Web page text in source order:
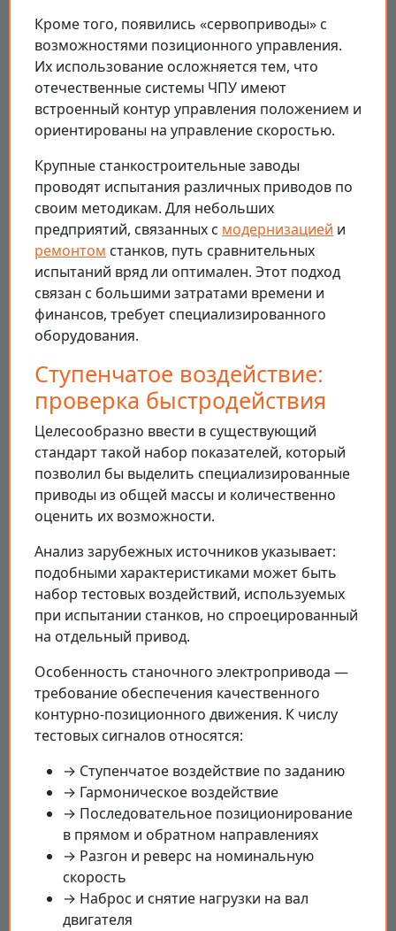
Кроме того, появились «сервоприводы» с
возможностями позиционного управления.
Их использование осложняется тем, что
отечественные системы ЧПУ имеют
встроенный контур управления положением и
ориентированы на управление скоростью.
Крупные станкостроительные заводы
проводят испытания различных приводов по
своим методикам. Для небольших
предприятий, связанных с модернизацией и
ремонтом станков, путь сравнительных
испытаний вряд ли оптимален. Этот подход
связан с большими затратами времени и
финансов, требует специализированного
оборудования.
Ступенчатое воздействие:
проверка быстродействия
Целесообразно ввести в существующий
стандарт такой набор показателей, который
позволил бы выделить специализированные
приводы из общей массы и количественно
оценить их возможности.
Анализ зарубежных источников указывает:
подобными характеристиками может быть
набор тестовых воздействий, используемых
при испытании станков, но спроецированный
на отдельный привод.
Особенность станочного электропривода —
требование обеспечения качественного
контурно-позиционного движения. К числу
тестовых сигналов относятся:
→ Ступенчатое воздействие по заданию
→ Гармоническое воздействие
→ Последовательное позиционирование
в прямом и обратном направлениях
→ Разгон и реверс на номинальную
скорость
→ Наброс и снятие нагрузки на вал
двигателя